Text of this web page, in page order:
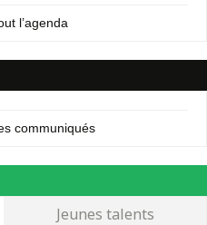
l’agenda
communiqués
Jeunes talents